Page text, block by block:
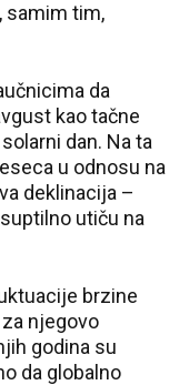
samim tim,
da
kao tačne
dan. Na ta
u odnosu na
deklinacija –
utiču na
brzine
njegovo
godina su
da globalno